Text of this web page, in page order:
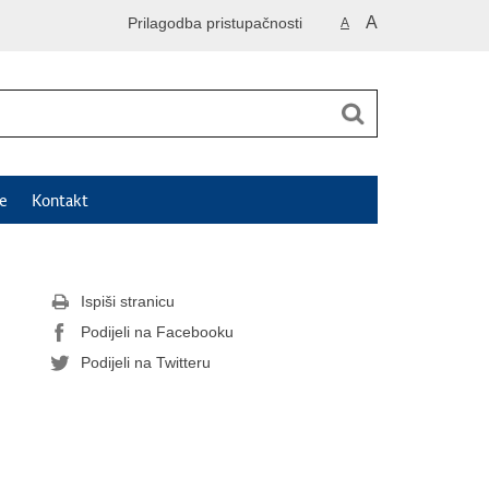
A A
Prilagodba pristupačnosti
Kontakt
Ispiši stranicu
Podijeli na Facebooku
Podijeli na Twitteru